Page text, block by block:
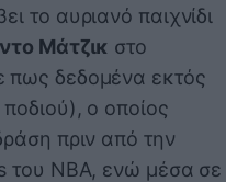
το αυριανό παιχνίδι
Μάτζικ στο
πως δεδομένα εκτός
ο οποίος
πριν από την
του NBA, ενώ μέσα σε